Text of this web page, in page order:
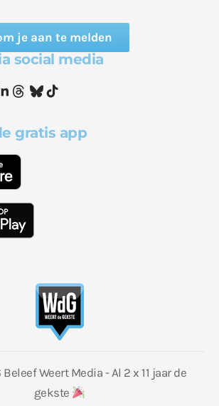
je aan te melden
social media
gratis app
Weert Media - Al 2 x 11 jaar de
gekste